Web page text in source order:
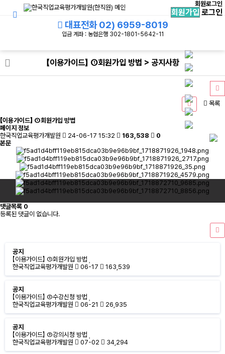
회원로그인
회원가입 로그인
대표전화02) 6959-8019
입금 계좌 : 농협은행 302-1801-5642-11
【이용가이드】 ①회원가입 방법 > 공지사항
목록
【이용가이드】 ①회원가입 방법
페이지 정보
한국직업교육평가개발원
24-06-17 15:32 163,538
0
본문
댓글목록 0
등록된 댓글이 없습니다.
공지
【이용가이드】 ①회원가입 방법
한국직업교육평가개발원
06-17 163,539
공지
【이용가이드】 ②수강신청 방법
한국직업교육평가개발원
06-21 26,935
공지
【이용가이드】 ③강의시청 방법
한국직업교육평가개발원
07-02 34,294